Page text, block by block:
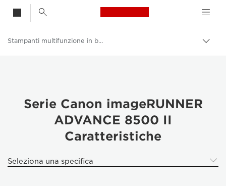
Canon Logo, back
Prodotti per le aziende
Stampanti e fax professionali
Stampanti multifunzione - Stampanti all in one
Stampanti multifunzione in bianco e nero
Serie Canon imageRUNNER
ADVANCE 8500 II
Caratteristiche
Seleziona una specifica